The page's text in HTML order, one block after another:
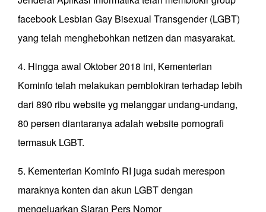
facebook Lesbian Gay Bisexual Transgender (LGBT)
yang telah menghebohkan netizen dan masyarakat.
4. Hingga awal Oktober 2018 ini, Kementerian
Kominfo telah melakukan pemblokiran terhadap lebih
dari 890 ribu website yg melanggar undang-undang,
80 persen diantaranya adalah website pornografi
termasuk LGBT.
5. Kementerian Kominfo RI juga sudah merespon
maraknya konten dan akun LGBT dengan
mengeluarkan Siaran Pers Nomor